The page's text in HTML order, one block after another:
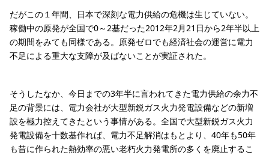
だがこの１年間、日本で深刻な電力供給の危機は生じていない。
稼働中の原発が全国で0～2基だった2012年2月21日から2年半以上
の期間をみても同様である。原発ゼロでも経済社会の運営に電力
不足による重大な支障が及ばないことが実証された。
そうしたなか、今日までの3年半に言われてきた電力供給の余力不
足の背景には、電力会社が大型新鋭ガス火力発電設備などの新増
設を極力控えてきたという事情がある。全国で大型新鋭ガス火力
発電設備を十数基作れば、電力不足解消はもとより、40年も50年
も昔に作られた熱効率の悪い老朽火力発電所の多くを廃止するこ